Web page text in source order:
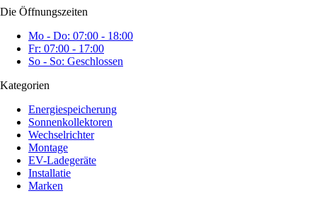
Die Öffnungszeiten
Mo - Do: 07:00 - 18:00
Fr: 07:00 - 17:00
So - So: Geschlossen
Kategorien
Energiespeicherung
Sonnenkollektoren
Wechselrichter
Montage
EV-Ladegeräte
Installatie
Marken